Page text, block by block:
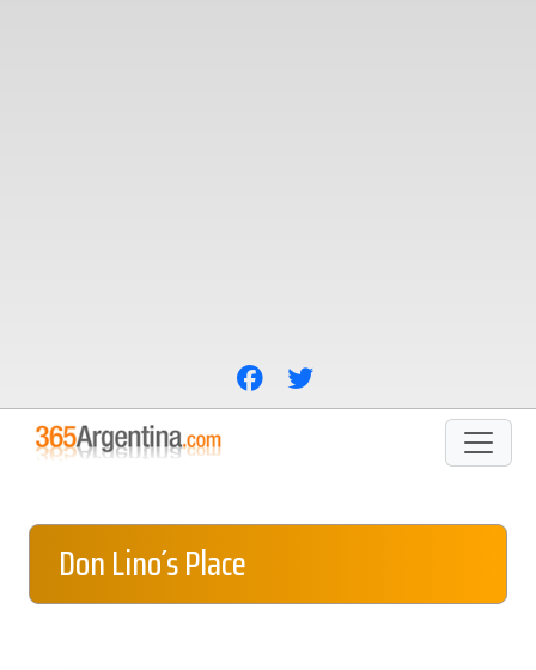
Don Lino´s Place